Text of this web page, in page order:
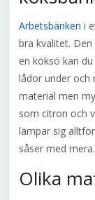
Arbetsbänken i
bra kvalitet.
en köksö kan
lådor under och
material men
som citron och
lämpar sig
såser med mera.
Olika